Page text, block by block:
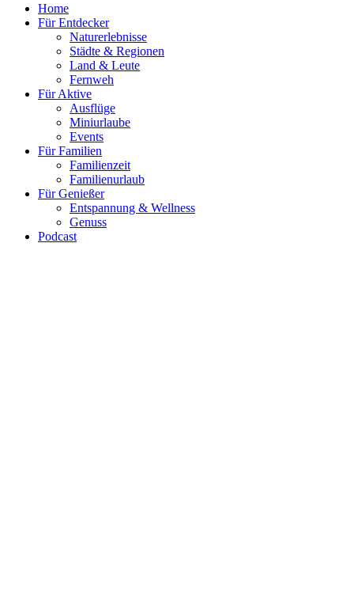
Home
Für Entdecker
Naturerlebnisse
Städte & Regionen
Land & Leute
Fernweh
Für Aktive
Ausflüge
Miniurlaube
Events
Für Familien
Familienzeit
Familienurlaub
Für Genießer
Entspannung & Wellness
Genuss
Podcast